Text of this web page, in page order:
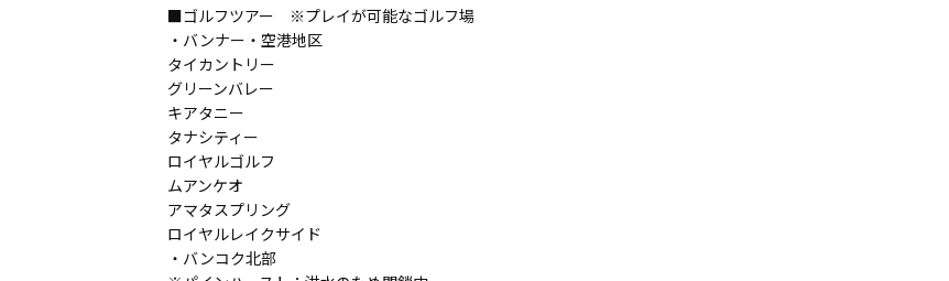
■ゴルフツアー ※プレイが可能なゴルフ場
・バンナー・空港地区
タイカントリー
グリーンバレー
キアタニー
タナシティー
ロイヤルゴルフ
ムアンケオ
アマタスプリング
ロイヤルレイクサイド
・バンコク北部